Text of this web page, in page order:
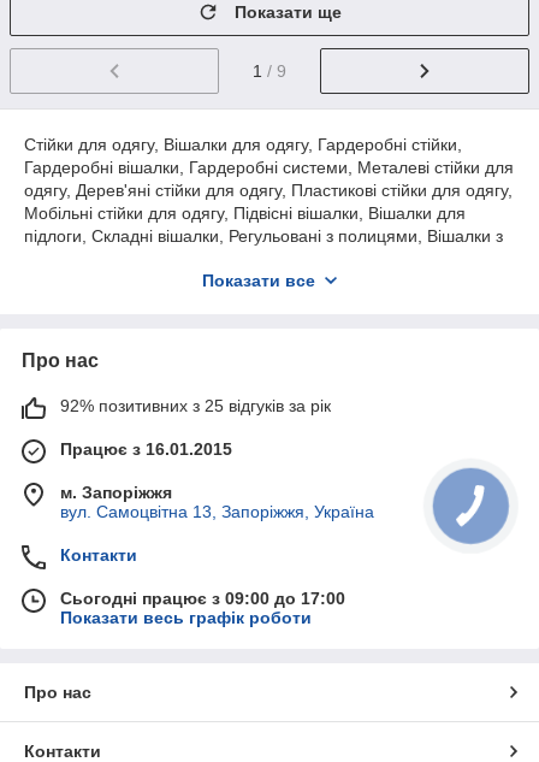
Показати ще
1 / 9
Стійки для одягу, Вішалки для одягу, Гардеробні стійки,
Гардеробні вішалки, Гардеробні системи, Металеві стійки для
одягу, Дерев'яні стійки для одягу, Пластикові стійки для одягу,
Мобільні стійки для одягу, Підвісні вішалки, Вішалки для
підлоги, Складні вішалки, Регульовані з полицями, Вішалки з
для суконь, Вішалки для костюмів, Гардеробні системи з
Доставка у всі доступні регіони України службою
вантажоперевезеннями за домовленістю із
Показати все
Про нас
92% позитивних з 25 відгуків за рік
Працює з 16.01.2015
м. Запоріжжя
вул. Самоцвітна 13, Запоріжжя, Україна
Контакти
Сьогодні працює з 09:00 до 17:00
Показати весь графік роботи
Про нас
Контакти